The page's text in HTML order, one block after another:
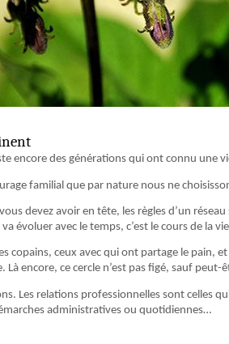
encore des générations qui ont connu une
familial que par nature nous ne
devez avoir en tête, les règles d’un
évoluer avec le temps, c’est le cours de la
copains, ceux avec qui ont partage le pain,
Là encore, ce cercle n’est pas figé, sauf
Les relations professionnelles sont celles
administratives ou quotidiennes…